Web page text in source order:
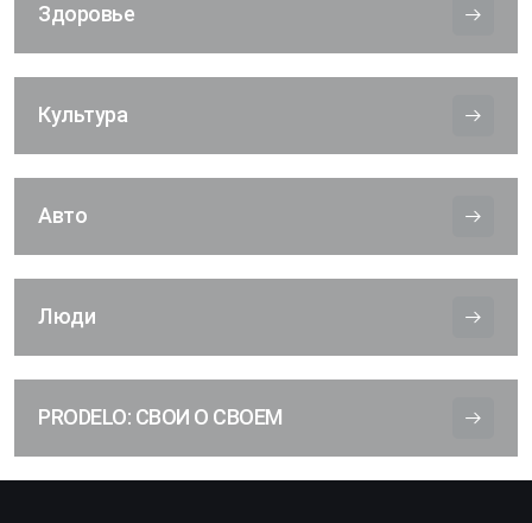
Здоровье
Культура
Авто
Люди
PRODELO: СВОИ О СВОЕМ